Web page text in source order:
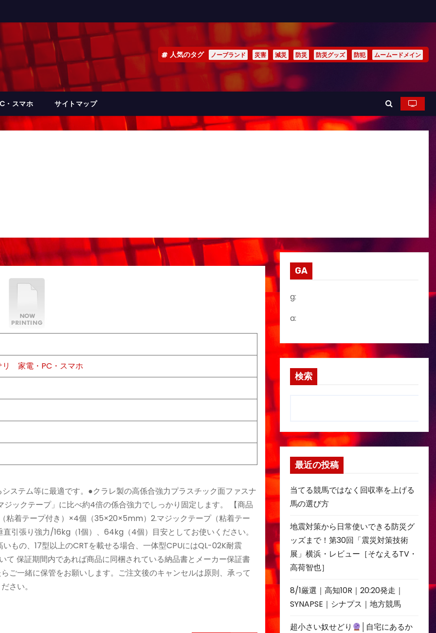
人気のタグ ノーブランド 災害 減災 防災 防災グッズ 防犯 ムームードメイン
・スマホ サイトマップ
家電・PC・スマホ
ステム等に最適です。●クラレ製の高係合強力プラスチック面ファスナ
ックテープ」に比べ約4倍の係合強力でしっかり固定します。 【商品
粘着テープ付き）×4個（35×20×5mm）2.マジックテープ（粘着テー
張り強力/16kg（1個）、64kg（4個）目安としてお使いください。
もの、17型以上のCRTを載せる場合、一体型CPUにはQL-02K耐震
保証期間内であれば商品に同梱されている納品書とメーカー保証書
ご一緒に保管をお願いします。ご注文後のキャンセルは原則、承って
さい。
GA
g:
a:
検索
最近の投稿
当てる競馬ではなく回収率を上げる
馬の選び方
地震対策から日常使いできる防災グ
ッズまで！第30回「震災対策技術
展」横浜・レビュー［そなえるTV・
高荷智也］
8/1厳選｜高知10R｜20:20発走｜
SYNAPSE｜シナプス｜地方競馬
超小さい奴せどり
│自宅にあるか